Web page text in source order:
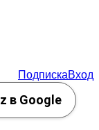
ПодпискаВход
в Google